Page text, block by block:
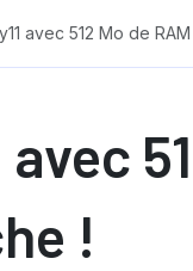
avec 512 Mo de
!